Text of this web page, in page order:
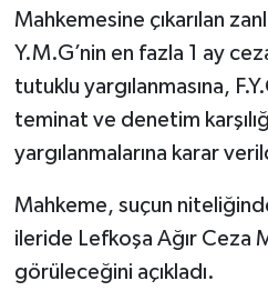
Mahkemesine çıkarılan
Y.M.G’nin en fazla 1 ay
tutuklu yargılanmasına,
teminat ve denetim
yargılanmalarına karar
Mahkeme, suçun
ileride Lefkoşa Ağır Ceza
görüleceğini açıkladı.